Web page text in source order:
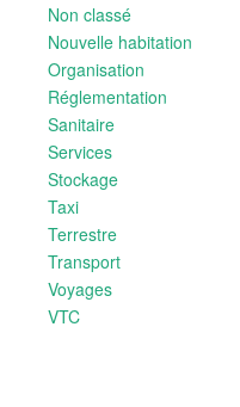
Non classé
Nouvelle habitation
Organisation
Réglementation
Sanitaire
Services
Stockage
Taxi
Terrestre
Transport
Voyages
VTC